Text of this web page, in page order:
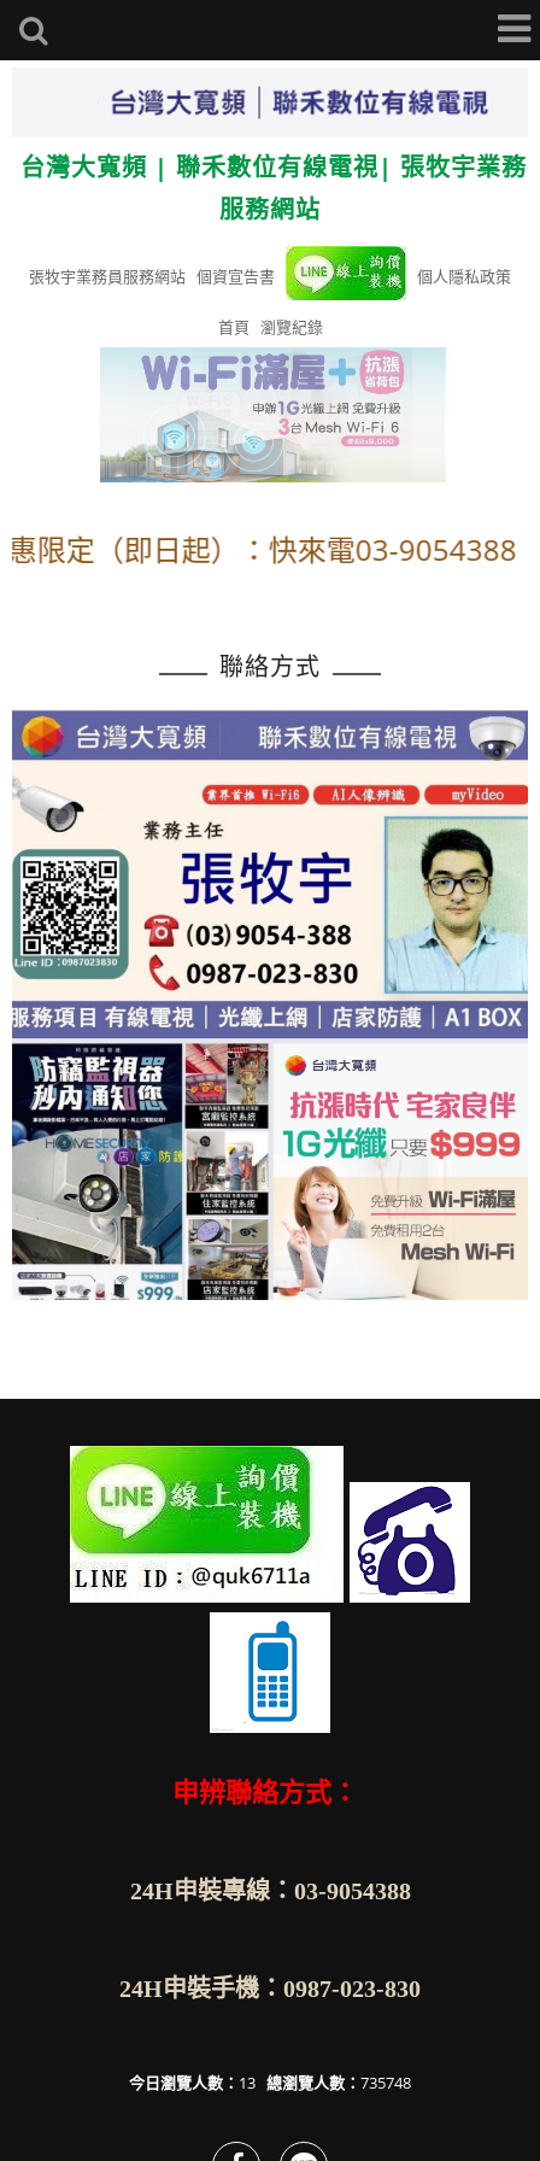
台灣大寬頻 | 聯禾數位有線電視| 張牧宇業務
服務網站
張牧宇業務員服務網站 個資宣告書 個人隱私政策
首頁 瀏覽紀錄
限定（即日起）：快來電03-9054388
聯絡方式
申辨聯絡方式：
24H申裝專線：03-9054388
24H申裝手機：0987-023-830
今日瀏覽人數： 13 總瀏覽人數： 735748